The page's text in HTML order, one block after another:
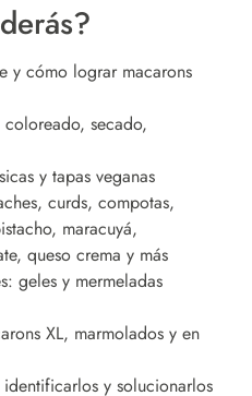
y cómo lograr macarons
secado,
y tapas veganas
curds, compotas,
maracuyá,
queso crema y más
geles y mermeladas
XL, marmolados y en
y solucionarlos